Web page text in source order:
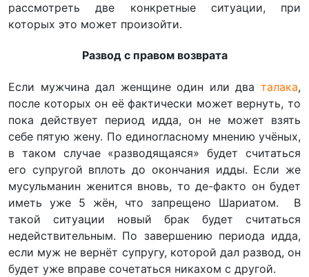
рассмотреть две конкретные ситуации, при
которых это может произойти.
Развод с правом возврата
Если мужчина дал женщине один или два талака,
после которых он её фактически может вернуть, то
пока действует период идда, он не может взять
себе пятую жену. По единогласному мнению учёных,
в таком случае «разводящаяся» будет считаться
его супругой вплоть до окончания идды. Если же
мусульманин женится вновь, то де-факто он будет
иметь уже 5 жён, что запрещено Шариатом. В
такой ситуации новый брак будет считаться
недействительным. По завершению периода идда,
если муж не вернёт супругу, которой дал развод, он
будет уже вправе сочетаться никахом с другой.